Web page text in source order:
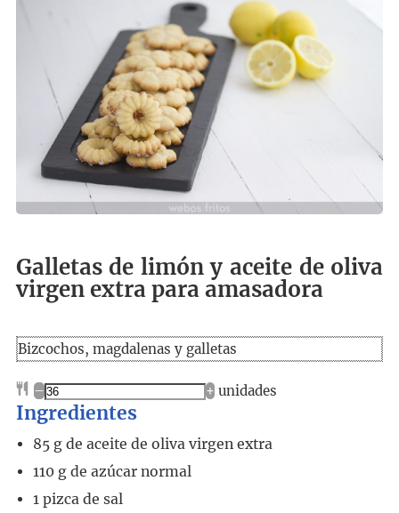
Galletas de limón y aceite de oliva
virgen extra para amasadora
Bizcochos, magdalenas y galletas
– + unidades
Ingredientes
85 g de aceite de oliva virgen extra
110 g de azúcar normal
1 pizca de sal